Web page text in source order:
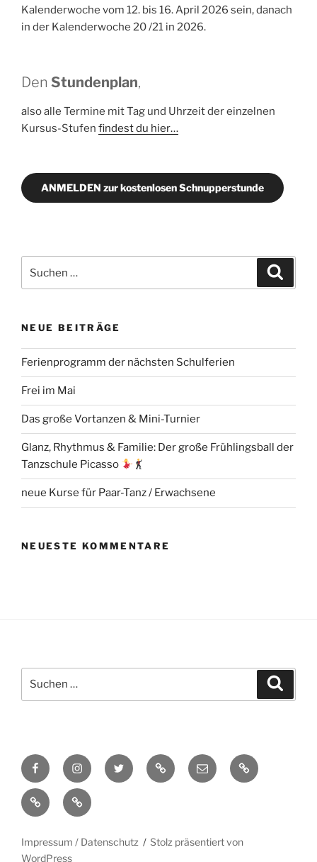
Kalenderwoche vom 12. bis 16. April 2026 sein, danach
in der Kalenderwoche 20 /21 in 2026.
Den Stundenplan,
also alle Termine mit Tag und Uhrzeit der einzelnen
Kursus-Stufen findest du hier…
ANMELDEN zur kostenlosen Schnupperstunde
nach:
NEUE BEITRÄGE
Ferienprogramm der nächsten Schulferien
Frei im Mai
Das große Vortanzen & Mini-Turnier
Glanz, Rhythmus & Familie: Der große Frühlingsball der
Tanzschule Picasso
neue Kurse für Paar-Tanz / Erwachsene
NEUESTE KOMMENTARE
nach:
FacebookInstagramTwitter TikTok E-
Mail
Cookie-
Richtlinie
Datenschutzerklärung
(EU)
Impressum
Impressum / Datenschutz
Stolz präsentiert von
WordPress